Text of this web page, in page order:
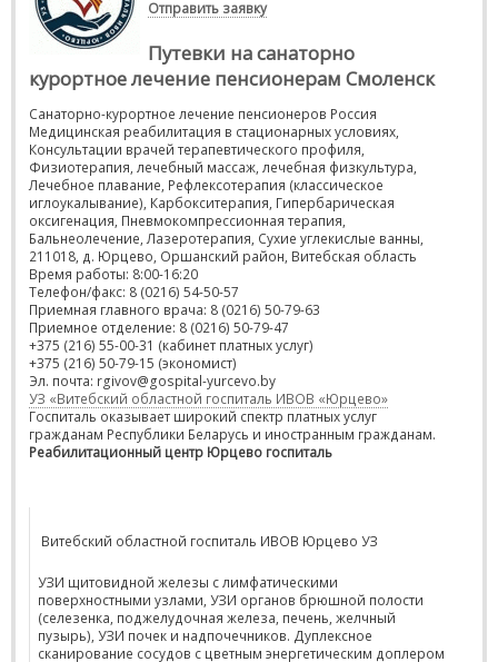
Отправить заявку
Путевки на санаторно
курортное лечение пенсионерам Смоленск
Санаторно-курортное лечение пенсионеров Россия
Медицинская реабилитация в стационарных условиях,
Консультации врачей терапевтического профиля,
Физиотерапия, лечебный массаж, лечебная физкультура,
Лечебное плавание, Рефлексотерапия (классическое
иглоукалывание), Карбокситерапия, Гипербарическая
оксигенация, Пневмокомпрессионная терапия,
Бальнеолечение, Лазеротерапия, Сухие углекислые ванны,
211018, д. Юрцево, Оршанский район, Витебская область
Время работы: 8:00-16:20
Телефон/факс: 8 (0216) 54-50-57
Приемная главного врача: 8 (0216) 50-79-63
Приемное отделение: 8 (0216) 50-79-47
+375 (216) 55-00-31 (кабинет платных услуг)
+375 (216) 50-79-15 (экономист)
Эл. почта: rgivov@gospital-yurcevo.by
УЗ «Витебский областной госпиталь ИВОВ «Юрцево»
Госпиталь оказывает широкий спектр платных услуг
гражданам Республики Беларусь и иностранным гражданам.
Реабилитационный центр Юрцево госпиталь
Витебский областной госпиталь ИВОВ Юрцево УЗ
УЗИ щитовидной железы с лимфатическими
поверхностными узлами, УЗИ органов брюшной полости
(селезенка, поджелудочная железа, печень, желчный
пузырь), УЗИ почек и надпочечников. Дуплексное
сканирование сосудов с цветным энергетическим доплером